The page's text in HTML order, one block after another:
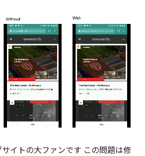
イトの大ファンです この問題は修